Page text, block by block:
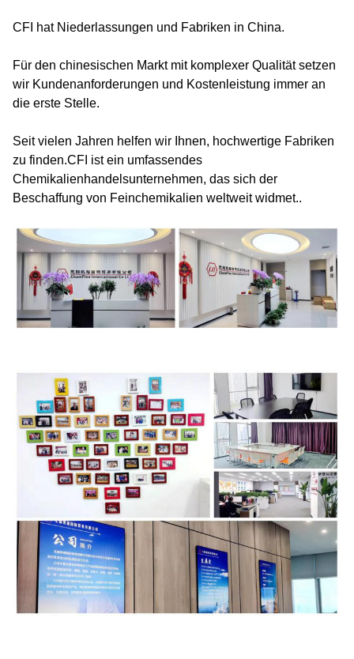
CFI hat Niederlassungen und Fabriken in China.
Für den chinesischen Markt mit komplexer Qualität setzen
wir Kundenanforderungen und Kostenleistung immer an
die erste Stelle.
Seit vielen Jahren helfen wir Ihnen, hochwertige Fabriken
zu finden.CFI ist ein umfassendes
Chemikalienhandelsunternehmen, das sich der
Beschaffung von Feinchemikalien weltweit widmet..